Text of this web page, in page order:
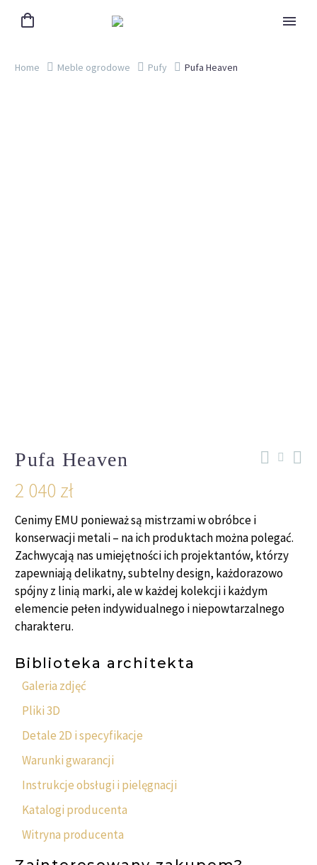
Home Meble ogrodowe Pufy Pufa Heaven
Pufa Heaven
2 040 zł
Cenimy EMU ponieważ są mistrzami w obróbce i
konserwacji metali – na ich produktach można polegać.
Zachwycają nas umiejętności ich projektantów, którzy
zapewniają delikatny, subtelny design, każdorazowo
spójny z linią marki, ale w każdej kolekcji i każdym
elemencie pełen indywidualnego i niepowtarzalnego
charakteru.
Biblioteka architekta
Galeria zdjęć
Pliki 3D
Detale 2D i specyfikacje
Warunki gwarancji
Instrukcje obsługi i pielęgnacji
Katalogi producenta
Witryna producenta